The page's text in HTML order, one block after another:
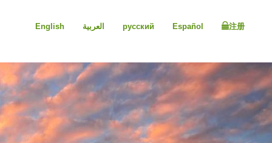
English العربية русский Español 注册